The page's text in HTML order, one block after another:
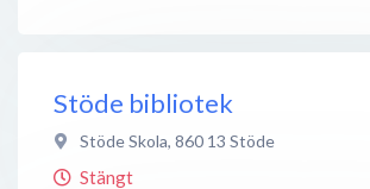
Stöde bibliotek
Stöde Skola, 860 13 Stöde
Stängt